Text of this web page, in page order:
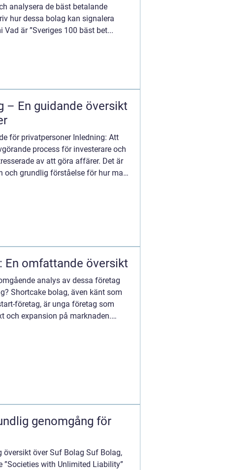
analysera de bäst betalande
hur dessa bolag kan signalera
är ”Sveriges 100 bäst bet...
– En guidande översikt
för privatpersoner Inledning: Att
process för investerare och
av att göra affärer. Det är
och grundlig förståelse för hur man
En omfattande översikt
analys av dessa företag
Shortcake bolag, även känt som
företag, är unga företag som
och expansion på marknaden.
genomgång för
översikt över Suf Bolag Suf Bolag,
”Societies with Unlimited Liability”